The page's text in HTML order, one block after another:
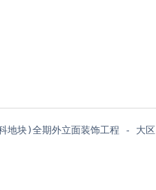
地块)全期外立面装饰工程 - 大区